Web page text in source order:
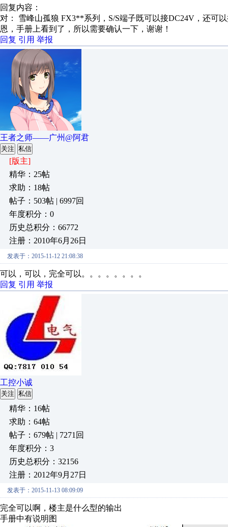
回复内容：
对： 雪峰山孤狼 FX3**系列，S/S端子既可以接DC24V，还可
恩，手册上看到了，所以需要确认一下，谢谢！
回复 引用 举报
王者之师——广州@阿君
关注 私信
[版主]
精华：25帖
求助：18帖
帖子：503帖 | 6997回
年度积分：0
历史总积分：66772
注册：2010年6月26日
发表于：2015-11-12 21:08:38
可以，可以，完全可以。。。。。。。。
回复 引用 举报
工控小诚
关注 私信
精华：16帖
求助：64帖
帖子：679帖 | 7271回
年度积分：3
历史总积分：32156
注册：2012年9月27日
发表于：2015-11-13 08:09:09
完全可以啊，楼主是什么型的输出
手册中有说明图